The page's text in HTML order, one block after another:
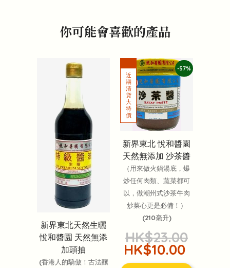
你可能會喜歡的產品
新界東北天然生曬
悅和醬園 天然無添
加頭抽
(香港人的驕傲！古法釀
-57%
新界東北 悅和醬園
天然無添加 沙茶醬
（用來做火鍋湯底，爆
炒任何肉類、蔬菜都可
以，做潮州式沙茶牛肉
炒菜心更是必備！）
(210毫升)
HK$23.00
HK$10.00